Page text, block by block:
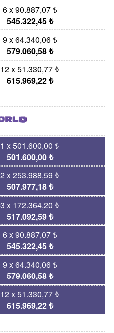
6 x 90.887,07 ₺
545.322,45 ₺
9 x 64.340,06 ₺
579.060,58 ₺
12 x 51.330,77 ₺
615.969,22 ₺
1 x 501.600,00 ₺
501.600,00 ₺
2 x 253.988,59 ₺
507.977,18 ₺
3 x 172.364,20 ₺
517.092,59 ₺
6 x 90.887,07 ₺
545.322,45 ₺
9 x 64.340,06 ₺
579.060,58 ₺
12 x 51.330,77 ₺
615.969,22 ₺